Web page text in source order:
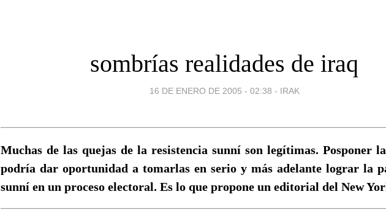
sombrías realidades de iraq
16 DE ENERO DE 2005 - 02:38 - IRAK
Muchas de las quejas de la resistencia sunní son legítimas. Posponer
podría dar oportunidad a tomarlas en serio y más adelante lograr la
sunní en un proceso electoral. Es lo que propone un editorial del New